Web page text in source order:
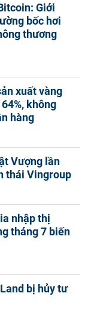
Giới
bốc hơi
thương
xuất vàng
không
hàng
Vượng lần
thái Vingroup
nhập thị
tháng 7 biến
bị hủy tư